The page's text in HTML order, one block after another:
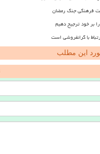
فرهنگی جنگ رمضان
بر خود ترجیح دهیم
با گرانفروشی است
این مطلب